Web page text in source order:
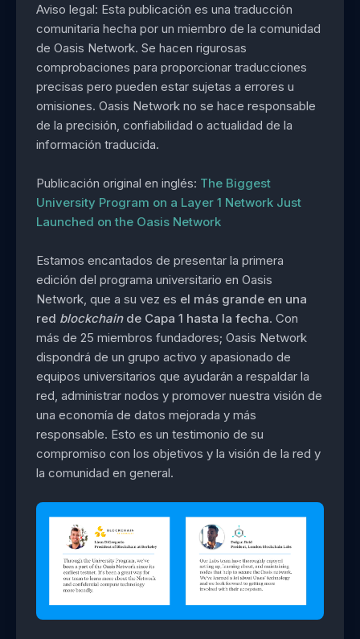
Aviso legal: Esta publicación es una traducción
comunitaria hecha por un miembro de la comunidad
de Oasis Network. Se hacen rigurosas
comprobaciones para proporcionar traducciones
precisas pero pueden estar sujetas a errores u
omisiones. Oasis Network no se hace responsable
de la precisión, confiabilidad o actualidad de la
información traducida.
Publicación original en inglés: The Biggest
University Program on a Layer 1 Network Just
Launched on the Oasis Network
Estamos encantados de presentar la primera
edición del programa universitario en Oasis
Network, que a su vez es el más grande en una
red blockchainde Capa 1 hasta la fecha. Con
más de 25 miembros fundadores; Oasis Network
dispondrá de un grupo activo y apasionado de
equipos universitarios que ayudarán a respaldar la
red, administrar nodos y promover nuestra visión de
una economía de datos mejorada y más
responsable. Esto es un testimonio de su
compromiso con los objetivos y la visión de la red y
la comunidad en general.